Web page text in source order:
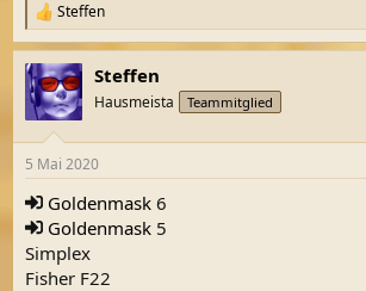
R
e
a
k
t
i
e
n
:
Steffen
Steffen
Hausmeista Teammitglied
5 Mai 2020
Goldenmask 6
Goldenmask 5
Simplex
Fisher F22